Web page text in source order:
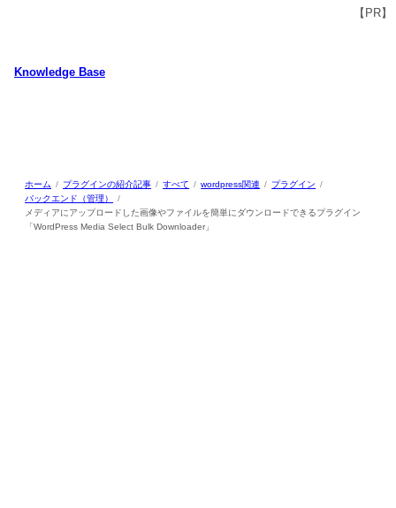
スKnowledge Base
ホーム プラグインの紹介記事 すべて wordpress関連
プラグイン
バックエンド（管理）
メディアにアップロードした画像やファイルを簡単にダウンロードできるプラグイン
「WordPress Media Select Bulk Downloader」